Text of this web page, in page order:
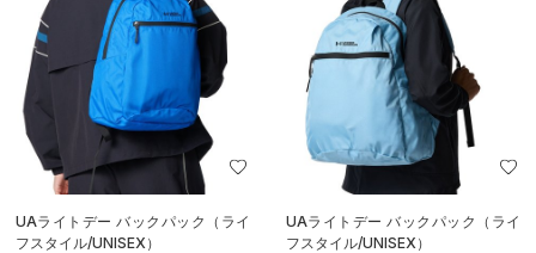
UAライトデー バックパック（ライ
フスタイル/UNISEX）
UAライトデー バックパック（ライ
フスタイル/UNISEX）